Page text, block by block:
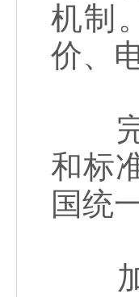
机制
价、
完
和标
国统
加